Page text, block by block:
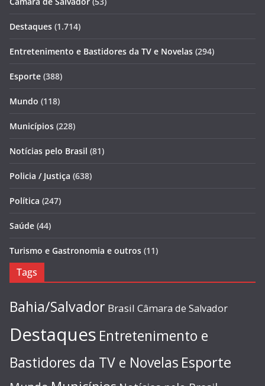
Destaques (1.714)
Entretenimento e Bastidores da TV e Novelas (294)
Esporte (388)
Mundo (118)
Municípios (228)
Notícias pelo Brasil (81)
Policia / Justiça (638)
Política (247)
Saúde (44)
Turismo e Gastronomia e outros (11)
Tags
Bahia/Salvador Brasil Câmara de Salvador
Destaques Entretenimento e
Bastidores da TV e Novelas Esporte